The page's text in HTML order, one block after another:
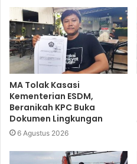
MA Tolak Kasasi
Kementerian ESDM,
Beranikah KPC Buka
Dokumen Lingkungan
6 Agustus 2026